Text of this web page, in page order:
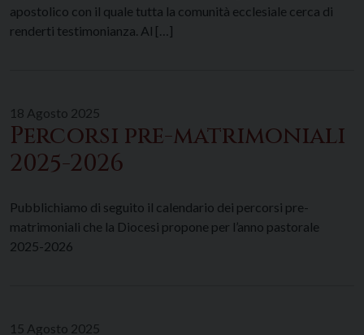
apostolico con il quale tutta la comunità ecclesiale cerca di
renderti testimonianza. Al […]
18 Agosto 2025
Percorsi pre-matrimoniali
2025-2026
Pubblichiamo di seguito il calendario dei percorsi pre-
matrimoniali che la Diocesi propone per l’anno pastorale
2025-2026
15 Agosto 2025